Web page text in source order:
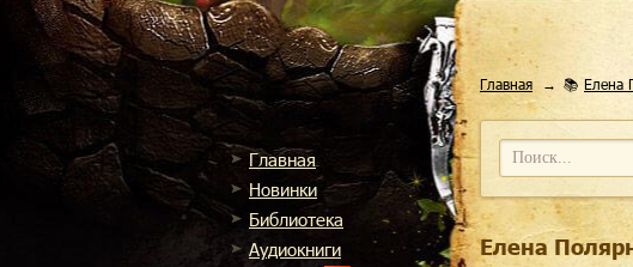
Главная
Новинки
Библиотека
Аудиокниги
Главная 📚 Елена
Елена